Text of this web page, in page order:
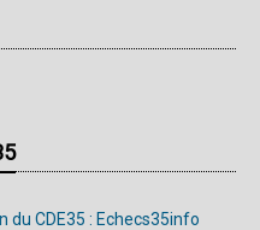
CDE35 : Echecs35info